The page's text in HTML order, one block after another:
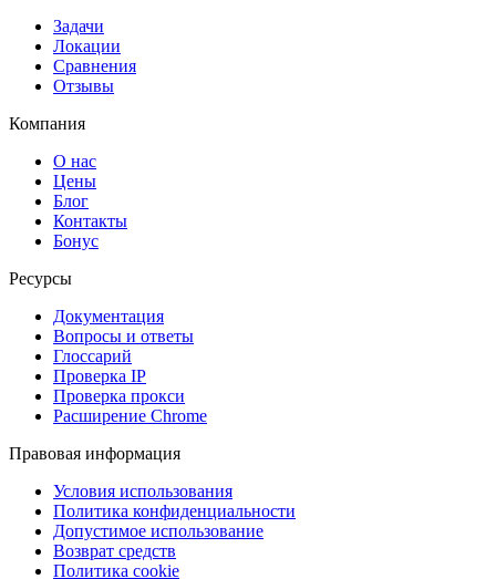
Задачи
Локации
Сравнения
Отзывы
Компания
О нас
Цены
Блог
Контакты
Бонус
Ресурсы
Документация
Вопросы и ответы
Глоссарий
Проверка IP
Проверка прокси
Расширение Chrome
Правовая информация
Условия использования
Политика конфиденциальности
Допустимое использование
Возврат средств
Политика cookie